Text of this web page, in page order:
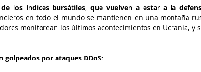
los índices bursátiles, que vuelven a estar a la
en todo el mundo se mantienen en una montaña
monitorean los últimos acontecimientos en Ucrania, y
golpeados por ataques DDoS: